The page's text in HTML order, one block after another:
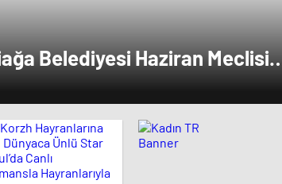
Belediyesi Haziran Meclisi